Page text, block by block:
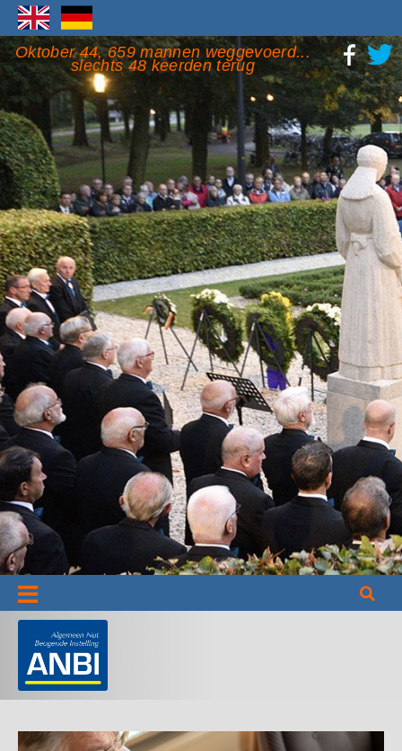
Oktober 44, 659 mannen weggevoerd...
slechts 48 keerden terug
Informatie